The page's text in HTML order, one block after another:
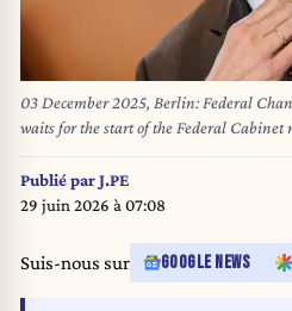
03 December 2025, Berlin: Federal
waits for the start of the Federal Cabinet
Michael Kappeler/dpa
Publié parJ.PE
29 juin 2026 à 07:08
Suis-nous sur GOOGLE NEWS